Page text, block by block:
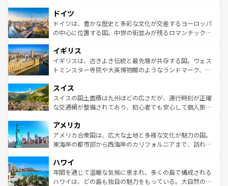
せる。地方によって風土や気候が異なるスペインはその個
性で訪れる人を魅了する。 なお、新着のスペイン情報は コ
ンテンツ一覧を参照してほしい。
で、幅広い魅力が詰まっている。華麗な宮殿、歴史的な大
聖堂、美しいビーチ、そして豊かな自然が、訪れる者を心
から魅了する。また、フランスは美食の国としても知ら
いる。シャンパンの発祥地であるランス、プロヴァンスの
香り高いラベンダー畑など、多彩な楽しみ方が可能だ。さ
らに、パリ以外の地域にも魅力が溢れており、どの街角に
れる地方に足を運ぶとそれぞれで全く異なる文化を体験で
きるだろう。 なお、新着のフランス情報はコンテンツ一覧
を参照してほしい。
ドイツ
ドイツは、豊かな歴史と多彩な文化が交差するヨーロッパ
の中心に位置する国。中世の街並みが残るロマンチック街
顔を持つこの国は、どこを歩いても飽きることがない。ベ
ルリンの文化的活気、バイエルン州のアルプスの絶景、そ
してライン川沿いのワイン畑といった風景は必見。ビール
は、お酒好きな人にはぜひ体験してほしい。 なお、新着の
ドイツ情報はコンテンツ一覧を参照してほしい。
イギリス
イギリスは、古きよき伝統と最先端が共存する国。ウェス
トミンスター寺院や大英博物館のようなランドマーク、歴
リアごとに異なる魅力がある。また、優雅なアフタヌーン
ティー、ビール好きにはたまらない英国パブ、サッカー観
戦など、本場だからこそできる体験も豊富。イギリスを旅
ンツ一覧を参照してほしい。
スイス
スイスの国土面積は九州ほどの広さだが、運行時刻が正確
な交通網が整備されており、初心者でも安心して個人旅行
の建物がそのまま残る町や、スイスならではのユニークな
博物館もあり、アルプス観光だけでなく町歩きも満喫する
ことができる。国民の所得が高いため物価も高いが、旅行
ば市内交通費無料で観光を楽しむこともできる。 なお、新
着のスイス情報はコンテンツ一覧 を参照してほしい。
アメリカ
アメリカ合衆国は、広大な土地と多様な文化が魅力の国。
東海岸の都市部から西海岸のカリフォルニアまで、訪れる
のような巨大都市は、観光、ショッピング、エンターテイ
ンメントが詰まった刺激的なスポットだ。一方、アメリカ
西部には大自然が広がり、グランドキャニオンやイエロー
ハワイ
年間を通じて温暖な気候に恵まれ、多くの島で構成される
ハワイは、どの島も独自の魅力をもっている。大自然の神